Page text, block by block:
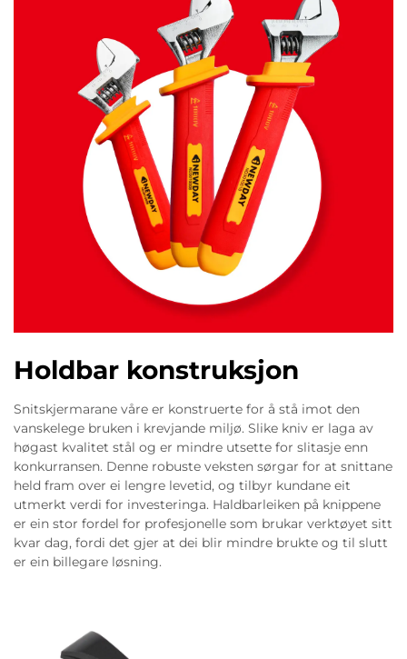
Holdbar konstruksjon
Snitskjermarane våre er konstruerte for å stå imot den
vanskelege bruken i krevjande miljø. Slike kniv er laga av
høgast kvalitet stål og er mindre utsette for slitasje enn
konkurransen. Denne robuste veksten sørgar for at snittane
held fram over ei lengre levetid, og tilbyr kundane eit
utmerkt verdi for investeringa. Haldbarleiken på knippene
er ein stor fordel for profesjonelle som brukar verktøyet sitt
kvar dag, fordi det gjer at dei blir mindre brukte og til slutt
er ein billegare løsning.